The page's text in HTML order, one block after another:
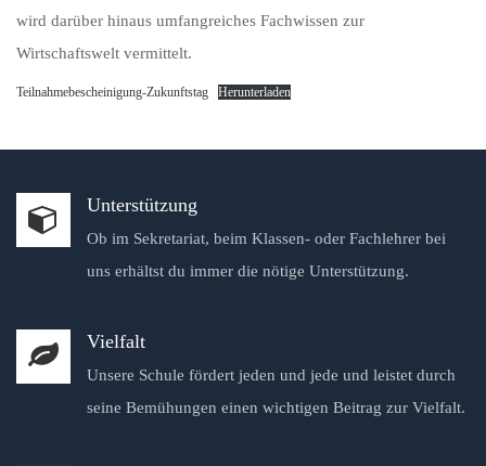
wird darüber hinaus umfangreiches Fachwissen zur
Wirtschaftswelt vermittelt.
Teilnahmebescheinigung-Zukunftstag Herunterladen
Unterstützung
Ob im Sekretariat, beim Klassen- oder Fachlehrer bei
uns erhältst du immer die nötige Unterstützung.
Vielfalt
Unsere Schule fördert jeden und jede und leistet durch
seine Bemühungen einen wichtigen Beitrag zur Vielfalt.